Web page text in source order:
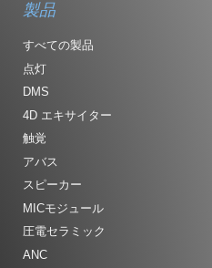
製品
すべての製品
点灯
DMS
4D エキサイター
触覚
アバス
スピーカー
MICモジュール
圧電セラミック
ANC